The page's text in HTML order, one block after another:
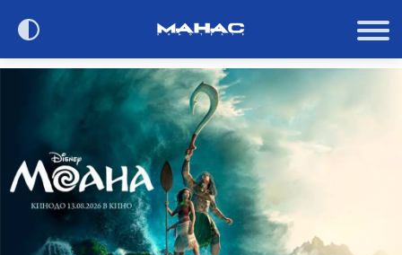
Сегодня в кино
О кинотеатре
Контакты
Акции и анонсы